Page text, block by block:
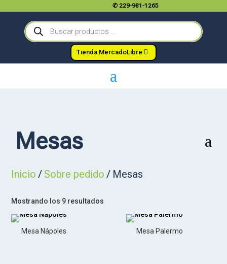
✆ 229-981-1265
Búsqueda
de
productos
Tienda MercadoLibre
Mesas a
Inicio / Sobre pedido / Mesas
Mostrando los 9 resultados
Mesa Nápoles Mesa Palermo